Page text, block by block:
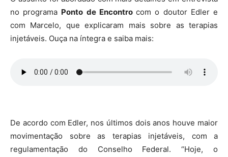
no programa Ponto de Encontrocom o doutor Edler e
com Marcelo, que explicaram mais sobre as terapias
injetáveis. Ouça na íntegra e saiba mais:
De acordo com Edler, nos últimos dois anos houve maior
movimentação sobre as terapias injetáveis, com a
regulamentação do Conselho Federal. “Hoje, o